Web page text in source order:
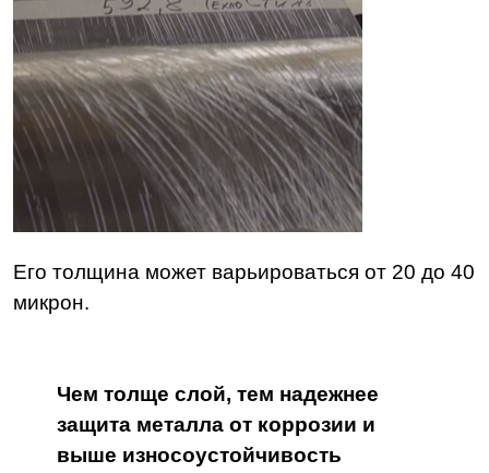
Его толщина может варьироваться от 20 до 40
микрон.
Чем толще слой, тем надежнее
защита металла от коррозии и
выше износоустойчивость